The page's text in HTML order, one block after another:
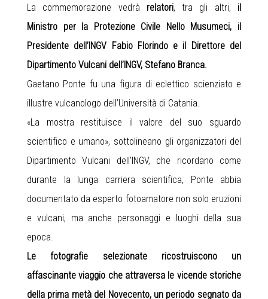
La commemorazione vedrà relatori, tra gli altri, il
Ministro per la Protezione Civile Nello Musumeci, il
Presidente dell’INGV Fabio Florindo e il Direttore del
Dipartimento Vulcani dell’INGV, Stefano Branca.
Gaetano Ponte fu una figura di eclettico scienziato e
illustre vulcanologo dell’Università di Catania.
«La mostra restituisce il valore del suo sguardo
scientifico e umano», sottolineano gli organizzatori del
Dipartimento Vulcani dell’INGV, che ricordano come
durante la lunga carriera scientifica, Ponte abbia
documentato da esperto fotoamatore non solo eruzioni
e vulcani, ma anche personaggi e luoghi della sua
epoca.
Le fotografie selezionate ricostruiscono un
affascinante viaggio che attraversa le vicende storiche
della prima metà del Novecento, un periodo segnato da